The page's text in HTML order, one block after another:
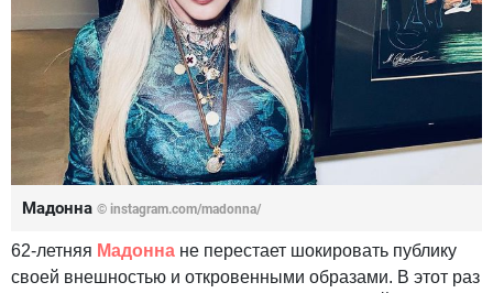
Мадонна © instagram.com/madonna/
62-летняя Мадонна не перестает шокировать публику
своей внешностью и откровенными образами. В этот раз